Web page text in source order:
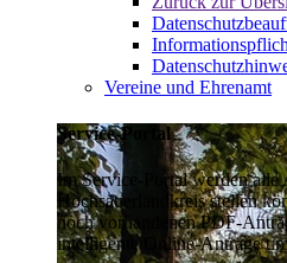
Vereine und Ehrenamt
Service-Portal
Im Service-Portal werden alle
Hochsauerlandkreis stellen
noch vorhandenen PDF-
intelligente Online-Anträge